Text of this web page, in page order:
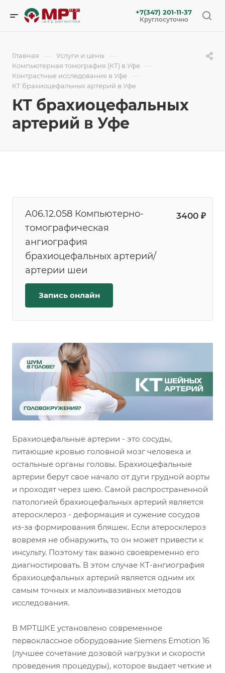
+7(347) 201-11-37
Круглосуточно
Главная — Услуги и цены —
Компьютерная томография (КТ) в Уфе —
Контрастные исследования в Уфе —
КТ брахиоцефальных артерий в Уфе
КТ брахиоцефальных
артерий в Уфе
A06.12.058 Компьютерно-
томографическая
ангиография
брахиоцефальных артерий/
артерии шеи
3400 ₽
Запись онлайн
Брахиоцефальные артерии - это сосуды,
питающие кровью головной мозг человека и
остальные органы головы. Брахиоцефальные
артерии берут свое начало от дуги грудной аорты
и проходят через шею. Самой распространенной
патологией брахиоцефальных артерий является
атеросклероз - деформация и сужение сосудов
из-за формирования бляшек. Если атеросклероз
вовремя не обнаружить, то он может привести к
инсульту. Поэтому так важно своевременно его
диагностировать. В этом случае КТ-ангиография
брахиоцефальных артерий является одним их
самым точных и малоинвазивных методов
исследования.
В МРТШКЕ установлено современное
первоклассное оборудование Siemens Emotion 16
(лучшее сочетание дозовой нагрузки и скорости
проведения процедуры), которое выдает четкие и